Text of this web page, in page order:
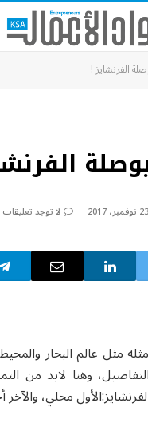
الفرنشايز !
23 نوفمبر، 2017 لا توجد تعليقات
مثل عالم البحار
وهنا لابد من
محلي، والآخر